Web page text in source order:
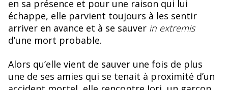
en sa présence et pour une raison qui lui
échappe, elle parvient toujours à les sentir
arriver en avance et à se sauver in extremis
d’une mort probable.
Alors qu’elle vient de sauver une fois de plus
une de ses amies qui se tenait à proximité d’un